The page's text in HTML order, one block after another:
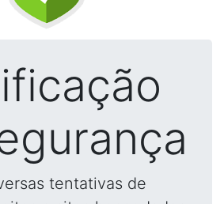
tentativas de